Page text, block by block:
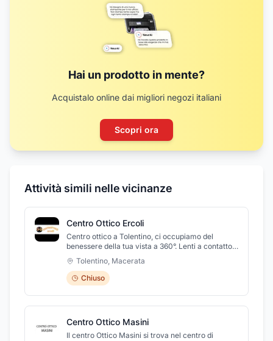
Hai un prodotto in mente?
Acquistalo online dai migliori negozi italiani
Scopri ora
Attività simili nelle vicinanze
Centro Ottico Ercoli
Centro ottico a Tolentino, ci occupiamo del
benessere della tua vista a 360°. Lenti a contatto e
occhiali di ogni tipo dei migliori brand e made in
Italy. Ottica Ercoli è in grado di offrire un'ampia
scelta di occhiali per uomo e donna, dando
consigli specifici sulle caratteristiche tecniche e
supportando il cliente nella sua scelta. Ottica
Ercoli lavora con le più importanti aziende del
tecnologia e comfort visivo.
Tolentino, Macerata
Chiuso
Centro Ottico Masini
Il centro Ottico Masini si trova nel centro di